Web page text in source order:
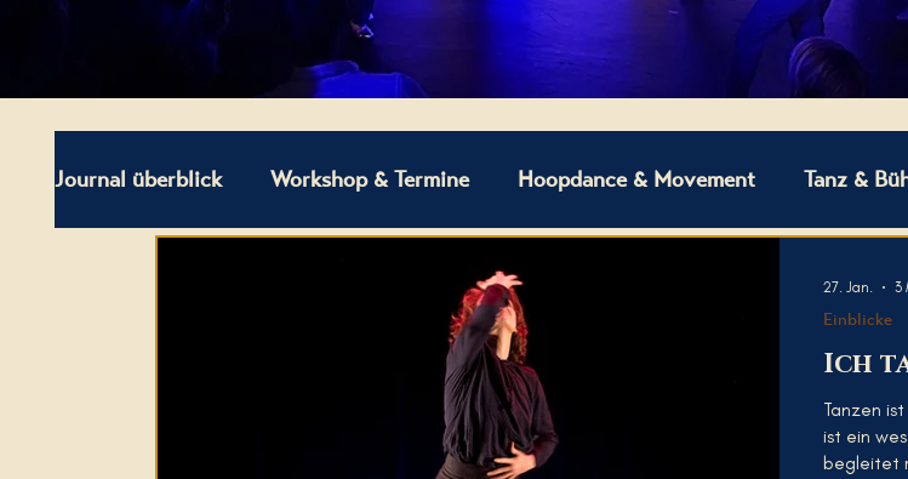
Journal überblick Workshop & Termine Hoopdance & Movement Tanz &
Ich
Tanzen
ist ein
begleitet
Einblicke
27. Jan. 3